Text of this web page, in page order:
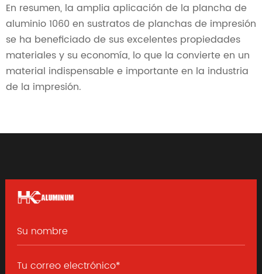
En resumen, la amplia aplicación de la plancha de
aluminio 1060 en sustratos de planchas de impresión
se ha beneficiado de sus excelentes propiedades
materiales y su economía, lo que la convierte en un
material indispensable e importante en la industria
de la impresión.